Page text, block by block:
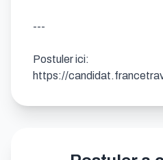
---
Postuler ici:
https://